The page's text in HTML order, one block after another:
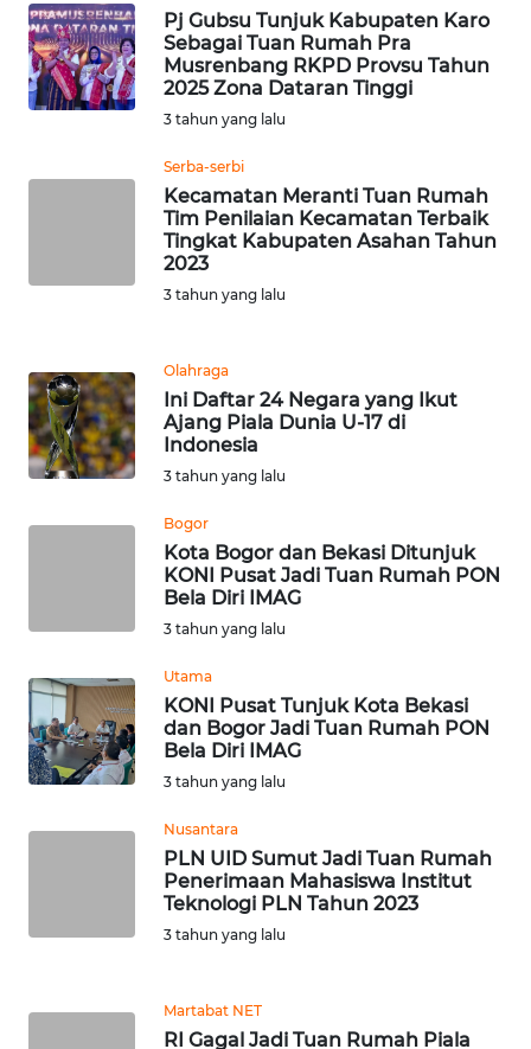
Pj Gubsu Tunjuk Kabupaten Karo
Sebagai Tuan Rumah Pra
Musrenbang RKPD Provsu Tahun
2025 Zona Dataran Tinggi
3 tahun yang lalu
Serba-serbi
Kecamatan Meranti Tuan Rumah
Tim Penilaian Kecamatan Terbaik
Tingkat Kabupaten Asahan Tahun
2023
3 tahun yang lalu
Olahraga
Ini Daftar 24 Negara yang Ikut
Ajang Piala Dunia U-17 di
Indonesia
3 tahun yang lalu
Bogor
Kota Bogor dan Bekasi Ditunjuk
KONI Pusat Jadi Tuan Rumah PON
Bela Diri IMAG
3 tahun yang lalu
Utama
KONI Pusat Tunjuk Kota Bekasi
dan Bogor Jadi Tuan Rumah PON
Bela Diri IMAG
3 tahun yang lalu
Nusantara
PLN UID Sumut Jadi Tuan Rumah
Penerimaan Mahasiswa Institut
Teknologi PLN Tahun 2023
3 tahun yang lalu
Martabat NET
RI Gagal Jadi Tuan Rumah Piala
WN
BABEL
WN
LAMPUNG
JOGJA
WN
JATIM
WN
WN